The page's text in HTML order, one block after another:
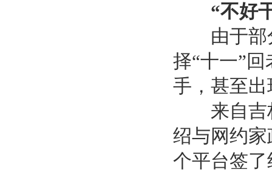
“不好干
由于部分
择“十一”
手，甚至
来自吉林
绍与网约
个平台签